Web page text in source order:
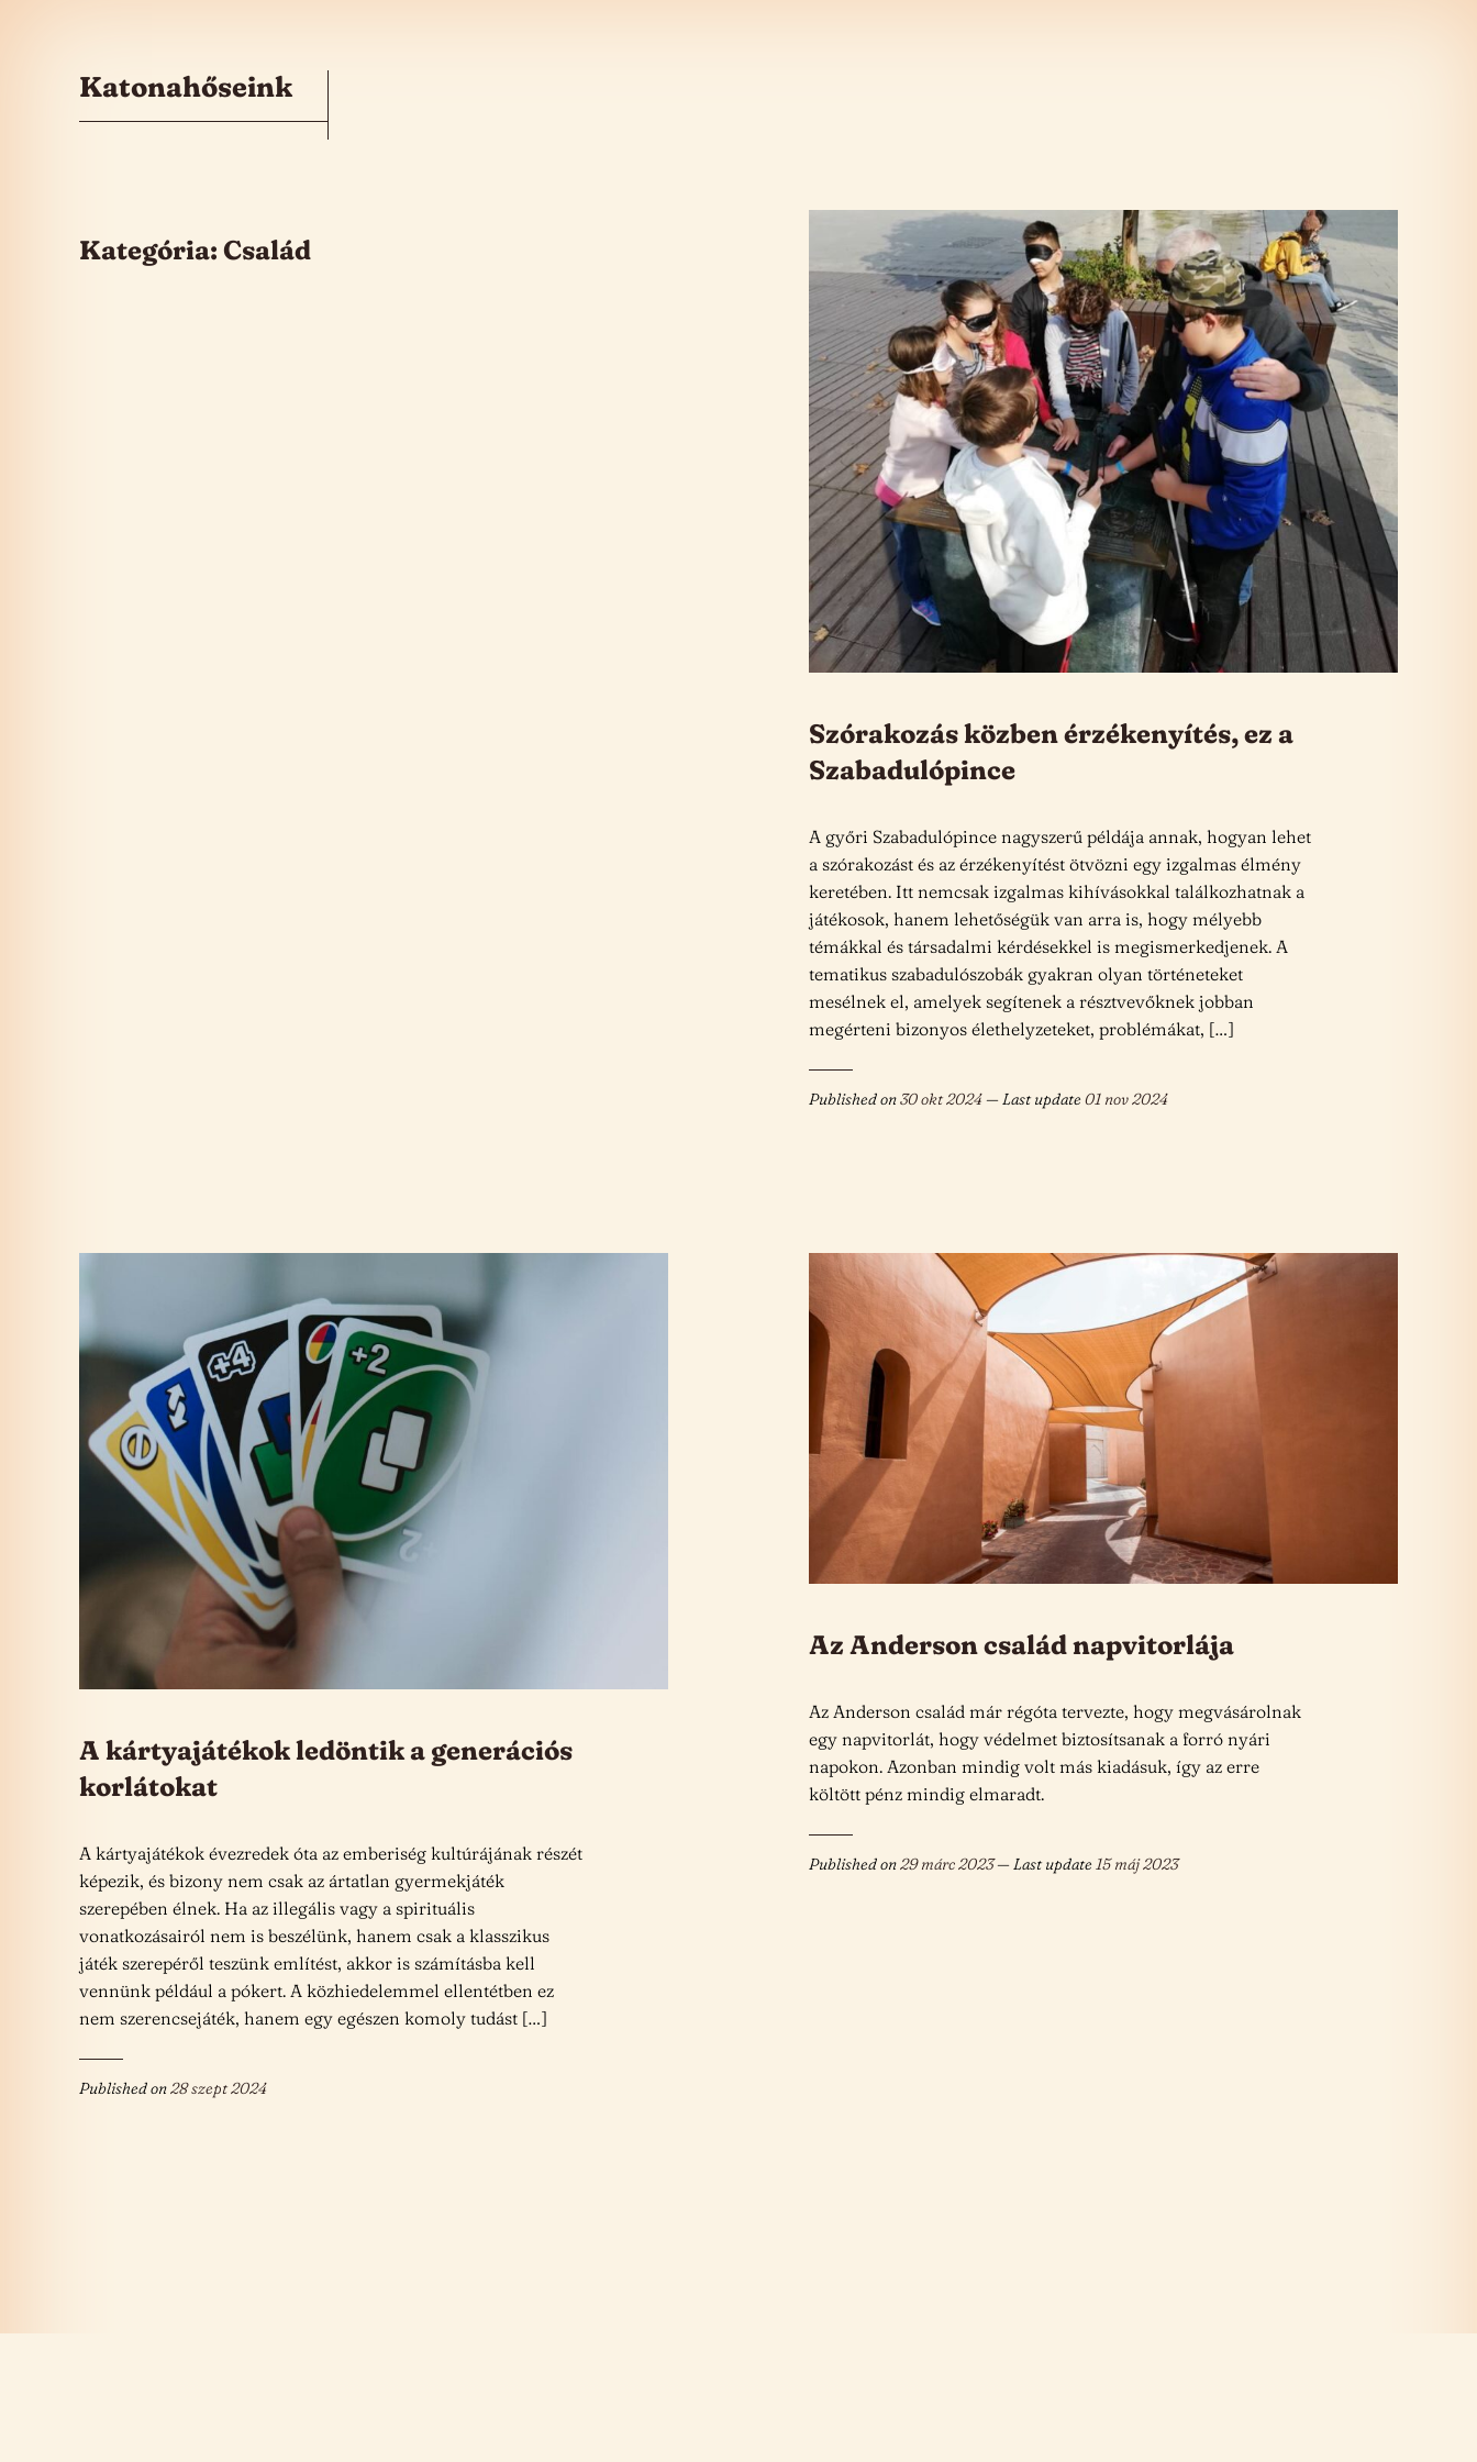
Katonahőseink
Kategória: Család
Szórakozás közben érzékenyítés, ez a
Szabadulópince
A győri Szabadulópince nagyszerű példája annak, hogyan lehet
a szórakozást és az érzékenyítést ötvözni egy izgalmas élmény
keretében. Itt nemcsak izgalmas kihívásokkal találkozhatnak a
játékosok, hanem lehetőségük van arra is, hogy mélyebb
témákkal és társadalmi kérdésekkel is megismerkedjenek. A
tematikus szabadulószobák gyakran olyan történeteket
mesélnek el, amelyek segítenek a résztvevőknek jobban
megérteni bizonyos élethelyzeteket, problémákat, […]
Published on30 okt 2024— Last update01 nov 2024
A kártyajátékok ledöntik a generációs
korlátokat
A kártyajátékok évezredek óta az emberiség kultúrájának részét
képezik, és bizony nem csak az ártatlan gyermekjáték
szerepében élnek. Ha az illegális vagy a spirituális
vonatkozásairól nem is beszélünk, hanem csak a klasszikus
játék szerepéről teszünk említést, akkor is számításba kell
vennünk például a pókert. A közhiedelemmel ellentétben ez
nem szerencsejáték, hanem egy egészen komoly tudást […]
Published on28 szept 2024
Az Anderson család napvitorlája
Az Anderson család már régóta tervezte, hogy megvásárolnak
egy napvitorlát, hogy védelmet biztosítsanak a forró nyári
napokon. Azonban mindig volt más kiadásuk, így az erre
költött pénz mindig elmaradt.
Published on29 márc 2023— Last update15 máj 2023